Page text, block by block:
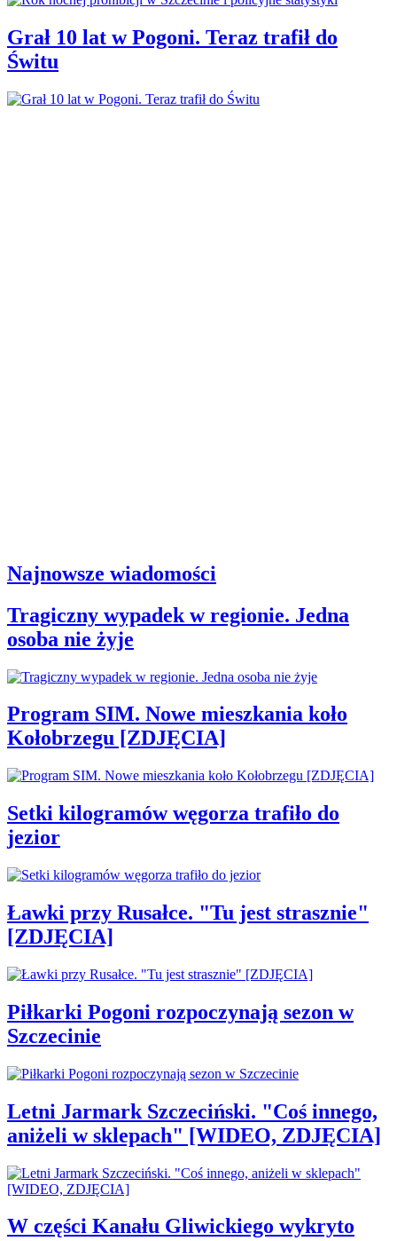
Grał 10 lat w Pogoni. Teraz trafił do
Świtu
Najnowsze wiadomości
Tragiczny wypadek w regionie. Jedna
osoba nie żyje
Program SIM. Nowe mieszkania koło
Kołobrzegu [ZDJĘCIA]
Setki kilogramów węgorza trafiło do
jezior
Ławki przy Rusałce. "Tu jest strasznie"
[ZDJĘCIA]
Piłkarki Pogoni rozpoczynają sezon w
Szczecinie
Letni Jarmark Szczeciński. "Coś innego,
aniżeli w sklepach" [WIDEO, ZDJĘCIA]
W części Kanału Gliwickiego wykryto